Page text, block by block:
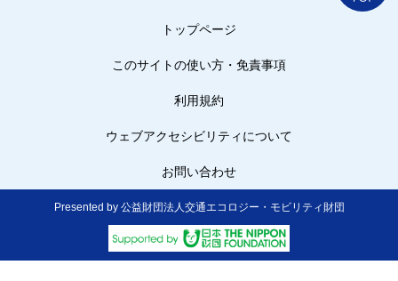
トップページ
このサイトの使い方・免責事項
利用規約
ウェブアクセシビリティについて
お問い合わせ
Presented by 公益財団法人交通エコロジー・モビリティ財団